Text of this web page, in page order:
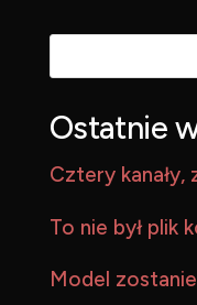
Ostatnie
Cztery
To nie był plik
Model